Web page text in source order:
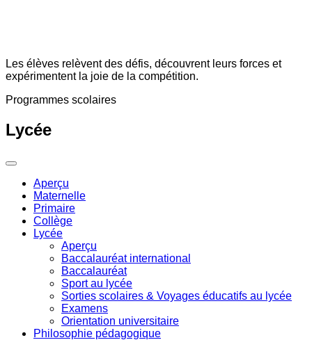
Les élèves relèvent des défis, découvrent leurs forces et
expérimentent la joie de la compétition.
Programmes scolaires
Lycée
Aperçu
Maternelle
Primaire
Collège
Lycée
Aperçu
Baccalauréat international
Baccalauréat
Sport au lycée
Sorties scolaires & Voyages éducatifs au lycée
Examens
Orientation universitaire
Philosophie pédagogique